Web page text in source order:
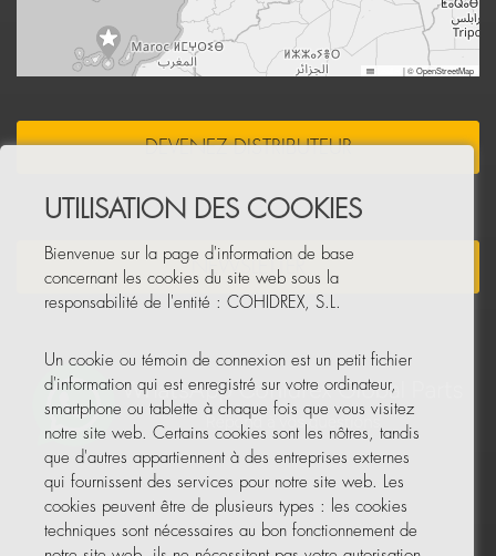
|© OpenStreetMap
DEVENEZ DISTRIBUTEUR
NEWSLETTER
UTILISATION DES COOKIES
Bienvenue sur la page d'information de base
concernant les cookies du site web sous la
responsabilité de l'entité : COHIDREX, S.L.
Un cookie ou témoin de connexion est un petit fichier
d'information qui est enregistré sur votre ordinateur,
smartphone ou tablette à chaque fois que vous visitez
notre site web. Certains cookies sont les nôtres, tandis
que d'autres appartiennent à des entreprises externes
qui fournissent des services pour notre site web. Les
cookies peuvent être de plusieurs types : les cookies
techniques sont nécessaires au bon fonctionnement de